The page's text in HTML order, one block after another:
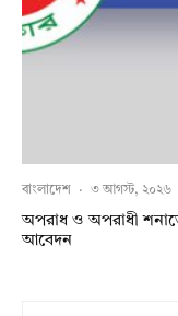
বাংলাদেশ · ৩ আগস্ট, ২০২৬
অপরাধ ও অপরাধী
আবেদন